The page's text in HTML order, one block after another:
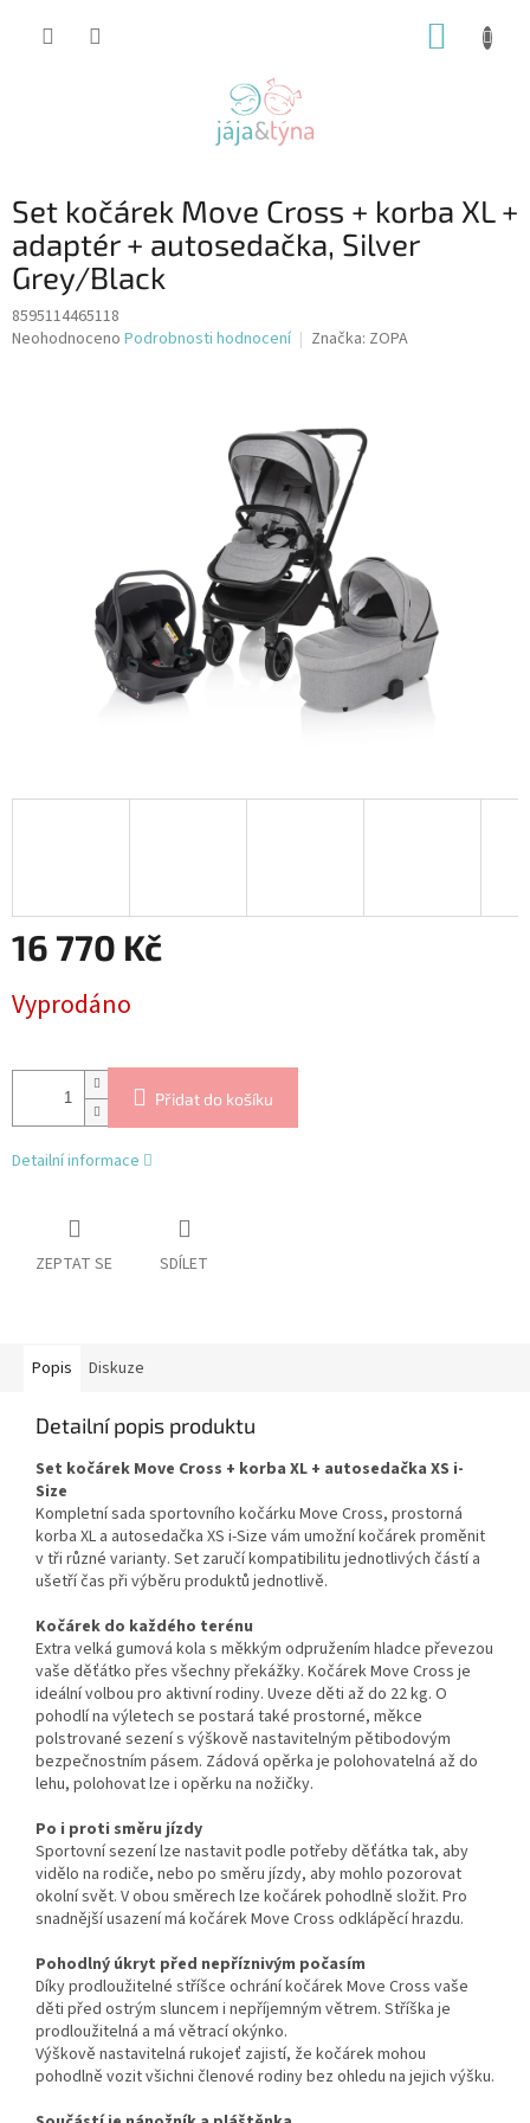
Set kočárek Move Cross + korba XL +
adaptér + autosedačka, Silver
Grey/Black
8595114465118
Průměrné
Neohodnoceno Podrobnosti hodnocení Značka: ZOPA
16 770 Kč
cena:
Vyprodáno
Přidat do košíku
Detailní informace
ZEPTAT SE SDÍLET
Popis Diskuze
Detailní popis produktu
Set kočárek Move Cross + korba XL + autosedačka XS i-
Size
Kompletní sada sportovního kočárku Move Cross, prostorná
korba XL a autosedačka XS i-Size vám umožní kočárek proměnit
v tři různé varianty. Set zaručí kompatibilitu jednotlivých částí a
ušetří čas při výběru produktů jednotlivě.
Kočárek do každého terénu
Extra velká gumová kola s měkkým odpružením hladce převezou
vaše děťátko přes všechny překážky. Kočárek Move Cross je
ideální volbou pro aktivní rodiny. Uveze děti až do 22 kg. O
pohodlí na výletech se postará také prostorné, měkce
polstrované sezení s výškově nastavitelným pětibodovým
bezpečnostním pásem. Zádová opěrka je polohovatelná až do
lehu, polohovat lze i opěrku na nožičky.
Po i proti směru jízdy
Sportovní sezení lze nastavit podle potřeby děťátka tak, aby
vidělo na rodiče, nebo po směru jízdy, aby mohlo pozorovat
okolní svět. V obou směrech lze kočárek pohodlně složit. Pro
snadnější usazení má kočárek Move Cross odklápěcí hrazdu.
Pohodlný úkryt před nepříznivým počasím
Díky prodloužitelné stříšce ochrání kočárek Move Cross vaše
děti před ostrým sluncem i nepříjemným větrem. Stříška je
prodloužitelná a má větrací okýnko.
Výškově nastavitelná rukojeť zajistí, že kočárek mohou
pohodlně vozit všichni členové rodiny bez ohledu na jejich výšku.